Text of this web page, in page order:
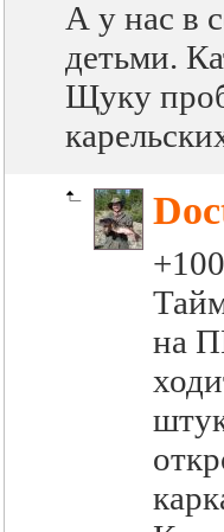
А у нас в
детьми.
Щуку
на